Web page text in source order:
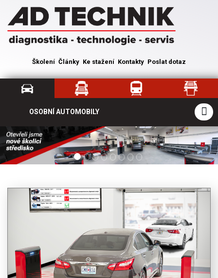
Školení Články Ke stažení Kontakty Poslat dotaz
OSOBNÍ AUTOMOBILY